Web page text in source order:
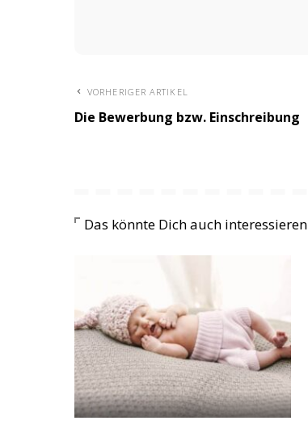
VORHERIGER ARTIKEL
Die Bewerbung bzw. Einschreibung
Das könnte Dich auch interessieren